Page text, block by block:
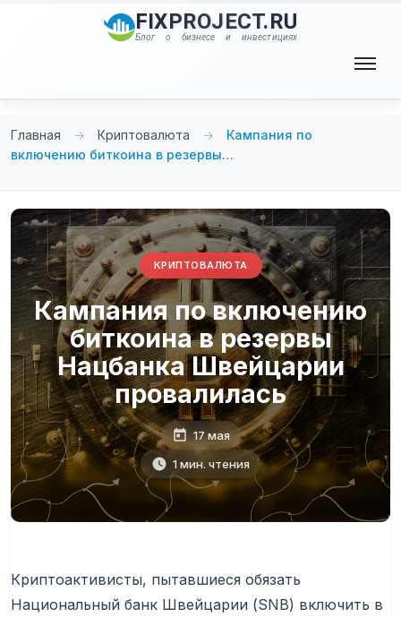
FIXPROJECT.RU
Блог о бизнесе и инвестициях
Главная → Криптовалюта →
Кампания по
включению биткоина в резервы…
КРИПТОВАЛЮТА
Кампания по включению
биткоина в резервы
Нацбанка Швейцарии
провалилась
17 мая
1 мин. чтения
Криптоактивисты, пытавшиеся обязать
Национальный банк Швейцарии (SNB) включить в